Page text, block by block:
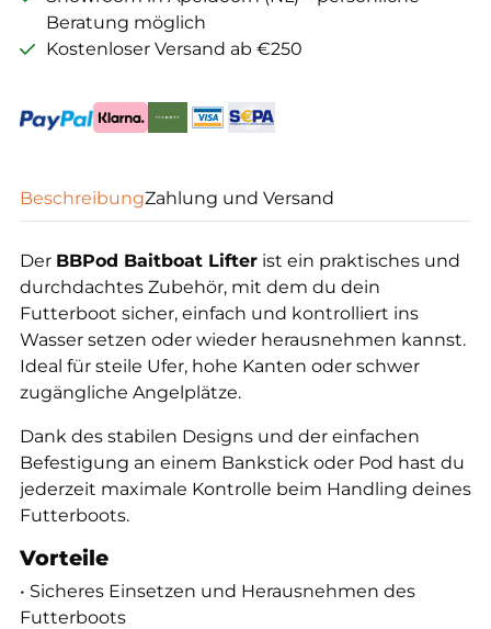
Beratung möglich
Kostenloser Versand ab €250
BeschreibungZahlung und Versand
Der BBPod Baitboat Lifter ist ein praktisches und
durchdachtes Zubehör, mit dem du dein
Futterboot sicher, einfach und kontrolliert ins
Wasser setzen oder wieder herausnehmen kannst.
Ideal für steile Ufer, hohe Kanten oder schwer
zugängliche Angelplätze.
Dank des stabilen Designs und der einfachen
Befestigung an einem Bankstick oder Pod hast du
jederzeit maximale Kontrolle beim Handling deines
Futterboots.
Vorteile
• Sicheres Einsetzen und Herausnehmen des
Futterboots